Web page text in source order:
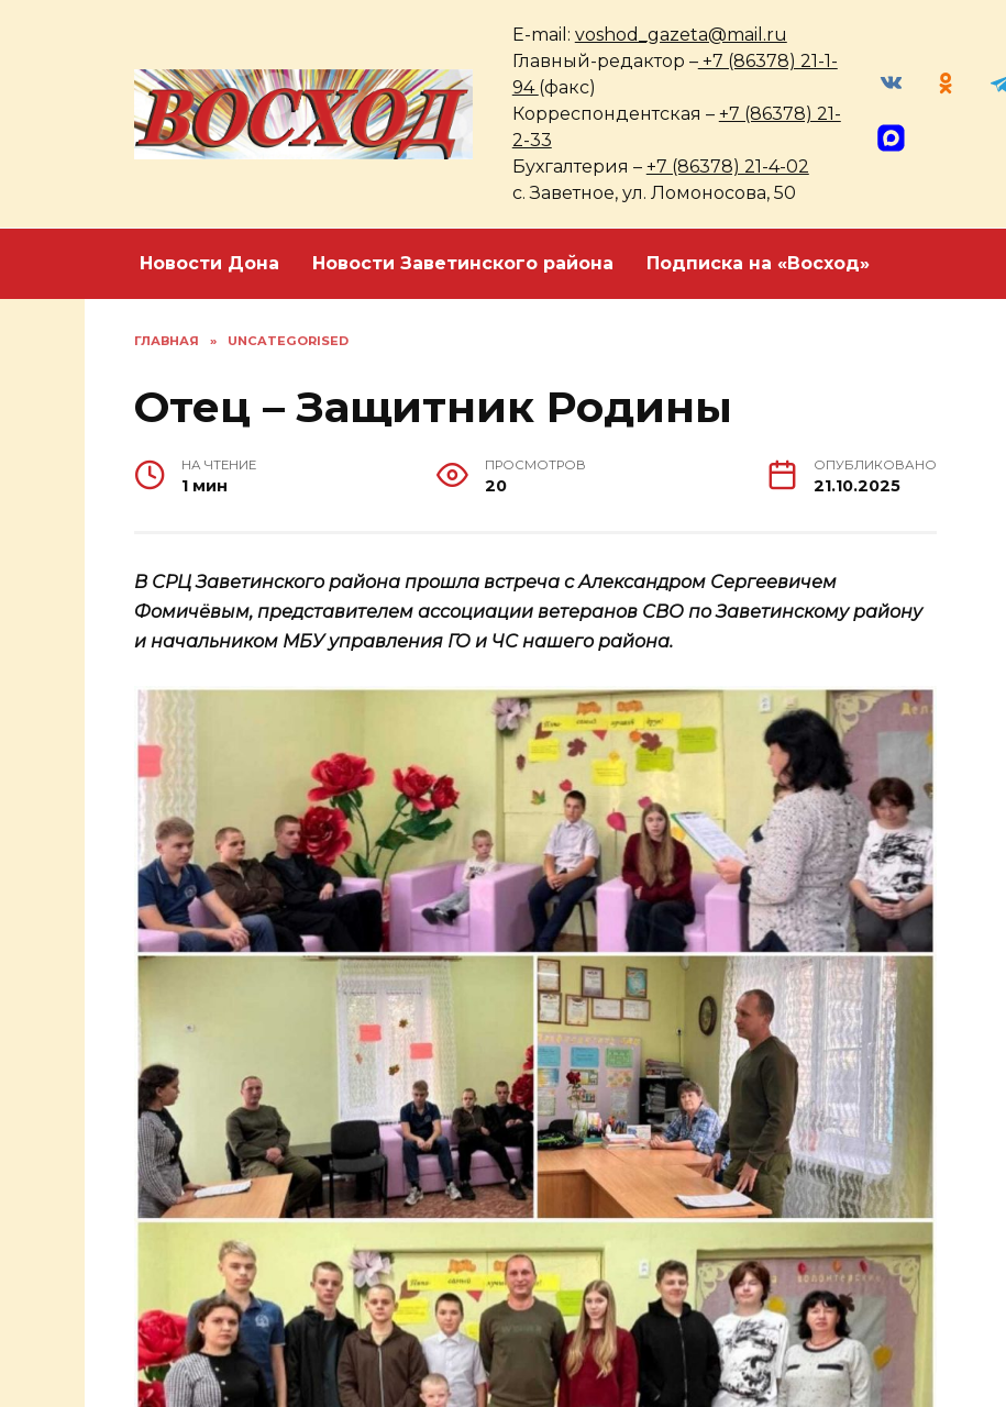
E-mail: voshod_gazeta@mail.ru
Главный-редактор –+7 (86378) 21-1-
94 (факс)
Корреспондентская – +7 (86378) 21-
2-33
Бухгалтерия – +7 (86378) 21-4-02
с. Заветное, ул. Ломоносова, 50
Новости Дона Новости Заветинского района Подписка на «Восход»
ГЛАВНАЯ » UNCATEGORISED
Отец – Защитник Родины
НА ЧТЕНИЕ
1 мин
ПРОСМОТРОВ
20
ОПУБЛИКОВАНО
21.10.2025
В СРЦ Заветинского района прошла встреча с Александром Сергеевичем
Фомичёвым, представителем ассоциации ветеранов СВО по Заветинскому району
и начальником МБУ управления ГО и ЧС нашего района.